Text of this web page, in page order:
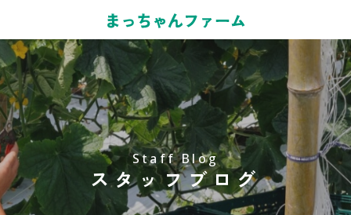
Staff Blog
スタッフブログ